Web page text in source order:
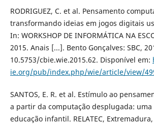
RODRIGUEZ, C. et al. Pensamento
transformando ideias em jogos digitais
In: WORKSHOP DE INFORMÁTICA NA
2015. Anais [...]. Bento Gonçalves: SBC,
10.5753/cbie.wie.2015.62. Disponível em:
ie.org/pub/index.php/wie/article/view/
SANTOS, E. R. et al. Estímulo ao
a partir da computação desplugada:
educação infantil. RELATEC,